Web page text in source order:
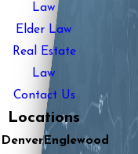
Law
Elder Law
Real Estate
Law
Contact Us
Locations
DenverEnglewood